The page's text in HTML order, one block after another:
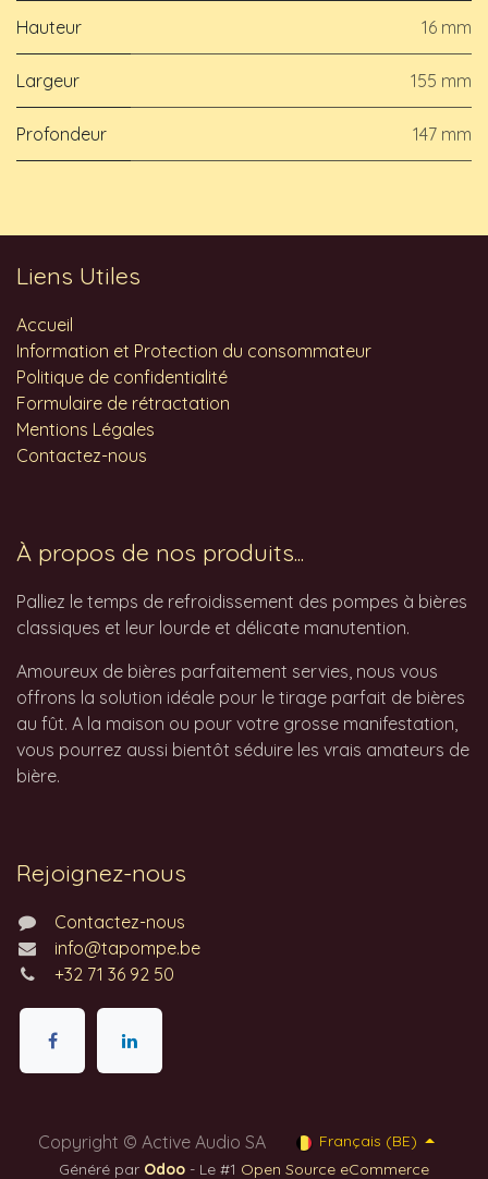
Hauteur 16 mm
Largeur 155 mm
Profondeur 147 mm
Liens Utiles
Accueil
Information et Protection du consommateur
Politique de confidentialité
Formulaire de rétractation
Mentions Légales
Contactez-nous
À propos de nos produits...
Palliez le temps de refroidissement des pompes à bières
classiques et leur lourde et délicate manutention.
Amoureux de bières parfaitement servies, nous vous
offrons la solution idéale pour le tirage parfait de bières
au fût. A la maison ou pour votre grosse manifestation,
vous pourrez aussi bientôt séduire les vrais amateurs de
bière.
Rejoignez-nous
Contactez-nous
info@tapompe.be
+32 71 36 92 50
Copyright © Active Audio SA
Français (BE)
Généré par Odoo - Le #1 Open Source eCommerce